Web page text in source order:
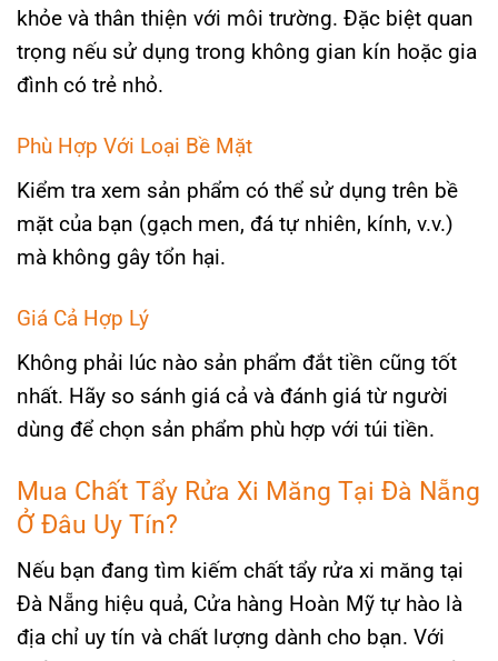
khỏe và thân thiện với môi trường. Đặc biệt quan
trọng nếu sử dụng trong không gian kín hoặc gia
đình có trẻ nhỏ.
Phù Hợp Với Loại Bề Mặt
Kiểm tra xem sản phẩm có thể sử dụng trên bề
mặt của bạn (gạch men, đá tự nhiên, kính, v.v.)
mà không gây tổn hại.
Giá Cả Hợp Lý
Không phải lúc nào sản phẩm đắt tiền cũng tốt
nhất. Hãy so sánh giá cả và đánh giá từ người
dùng để chọn sản phẩm phù hợp với túi tiền.
Mua Chất Tẩy Rửa Xi Măng Tại Đà Nẵng
Ở Đâu Uy Tín?
Nếu bạn đang tìm kiếm chất tẩy rửa xi măng tại
Đà Nẵng hiệu quả, Cửa hàng Hoàn Mỹ tự hào là
địa chỉ uy tín và chất lượng dành cho bạn. Với